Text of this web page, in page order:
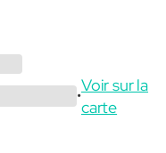
•
Voir sur la
carte